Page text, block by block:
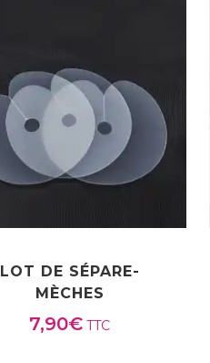
LOT DE SÉPARE-
MÈCHES
7,90€ TTC